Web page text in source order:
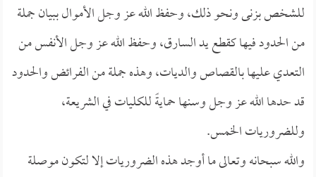
للشخص بزنى ونحو ذلك، وحفظ الله عز وجل الأموال ببيان جملة
من الحدود فيها كقطع يد السارق، وحفظ الله عز وجل الأنفس من
التعدي عليها بالقصاص والديات، وهذه جملة من الفرائض والحدود
قد حدها الله عز وجل وسنها حمايةً للكليات في الشريعة،
وللضروريات الخمس.
والله سبحانه وتعالى ما أوجد هذه الضروريات إلا لتكون موصلة